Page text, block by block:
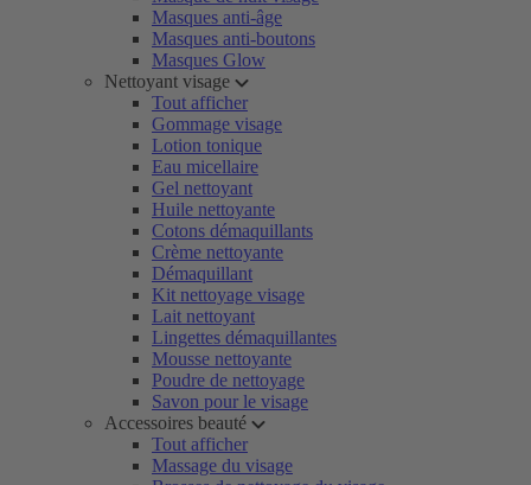
Masques anti-âge
Masques anti-boutons
Masques Glow
Nettoyant visage
Tout afficher
Gommage visage
Lotion tonique
Eau micellaire
Gel nettoyant
Huile nettoyante
Cotons démaquillants
Crème nettoyante
Démaquillant
Kit nettoyage visage
Lait nettoyant
Lingettes démaquillantes
Mousse nettoyante
Poudre de nettoyage
Savon pour le visage
Accessoires beauté
Tout afficher
Massage du visage